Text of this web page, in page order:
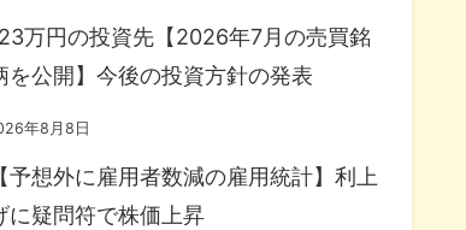
万円の投資先【2026年7月の売買銘
を公開】今後の投資方針の発表
年8月8日
【予想外に雇用者数減の雇用統計】利上
に疑問符で株価上昇